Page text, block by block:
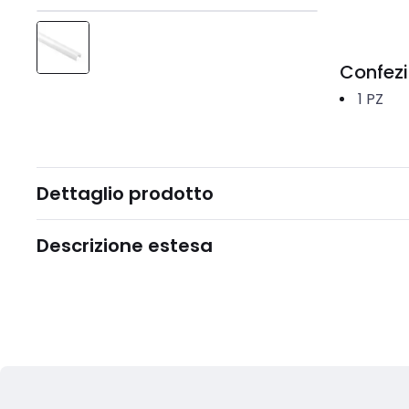
1 PZ
Dettaglio prodotto
Descrizione estesa